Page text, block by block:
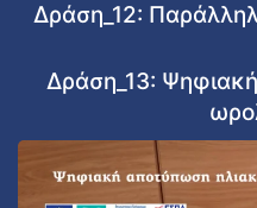
Δράση_12:
Δράση_13: